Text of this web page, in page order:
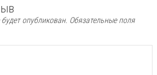
опубликован. Обязательные поля